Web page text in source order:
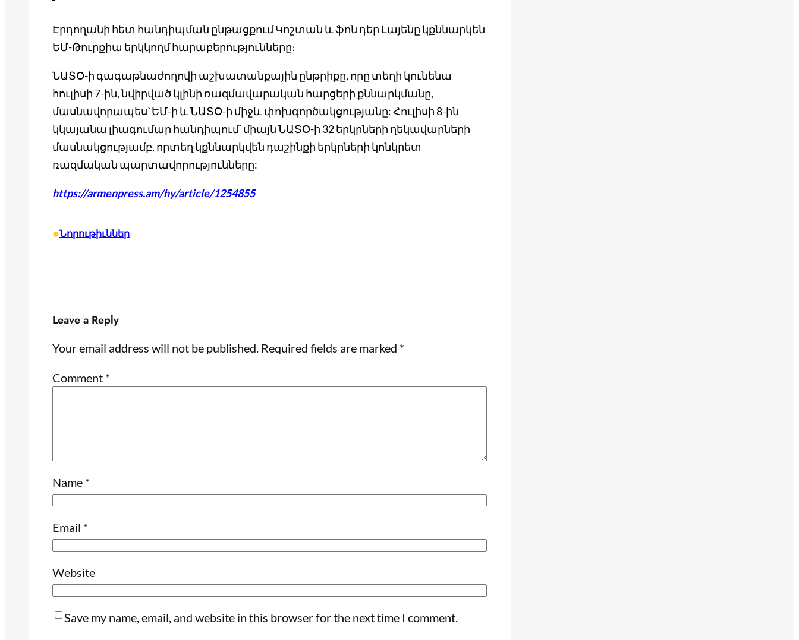
Էրդողանի հետ հանդիպման ընթացքում Կոշտան և ֆոն դեր Լայենը կքննարկեն
ԵՄ-Թուրքիա երկկողմ հարաբերությունները։
ՆԱՏՕ-ի գագաթնաժողովի աշխատանքային ընթրիքը, որը տեղի կունենա
հուլիսի 7-ին, նվիրված կլինի ռազմավարական հարցերի քննարկմանը,
մասնավորապես՝ ԵՄ-ի և ՆԱՏՕ-ի միջև փոխգործակցությանը: Հուլիսի 8-ին
կկայանա լիագումար հանդիպում՝ միայն ՆԱՏՕ-ի 32 երկրների ղեկավարների
մասնակցությամբ, որտեղ կքննարկվեն դաշինքի երկրների կոնկրետ
ռազմական պարտավորությունները:
https://armenpress.am/hy/article/1254855
•Նորութիւններ
Leave a Reply
Your email address will not be published. Required fields are marked *
Comment *
Name *
Email *
Website
Save my name, email, and website in this browser for the next time I comment.